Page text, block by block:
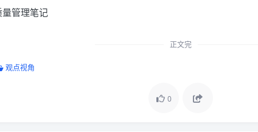
管理笔记
正文完
观点视角
0